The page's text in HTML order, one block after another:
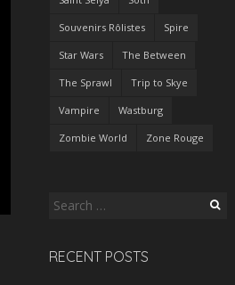
Souvenirs Rôlistes Spire
Star Wars The Between
The Sprawl Trip to Skye
Vampire Wastburg
Zombie World Zone Rouge
Search
RECENT POSTS